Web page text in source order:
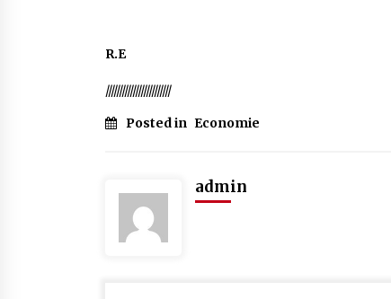
R.E
////////////////////////
Posted in Economie
admin